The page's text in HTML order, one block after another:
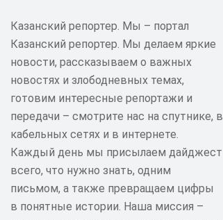
Казанский репортер. Мы – портал
Казанский репортер. Мы делаем яркие
новости, рассказываем о важных
новостях и злободневных темах,
готовим интересные репортажи и
передачи – смотрите нас на спутнике, в
кабельных сетях и в интернете.
Каждый день мы присылаем дайджест
всего, что нужно знать, одним
письмом, а также превращаем цифры
в понятные истории. Наша миссия –